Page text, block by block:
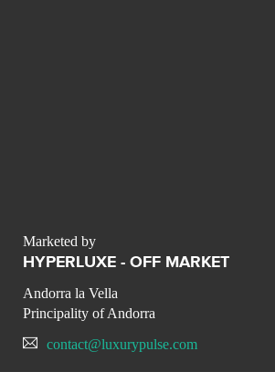
Marketed by
HYPERLUXE - OFF MARKET
Andorra la Vella
Principality of Andorra
contact@luxurypulse.com